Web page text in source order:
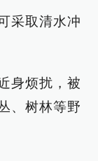
采取清水冲
身烦扰，被
、树林等野